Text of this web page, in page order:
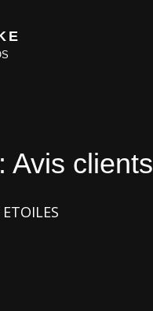
Avis clients